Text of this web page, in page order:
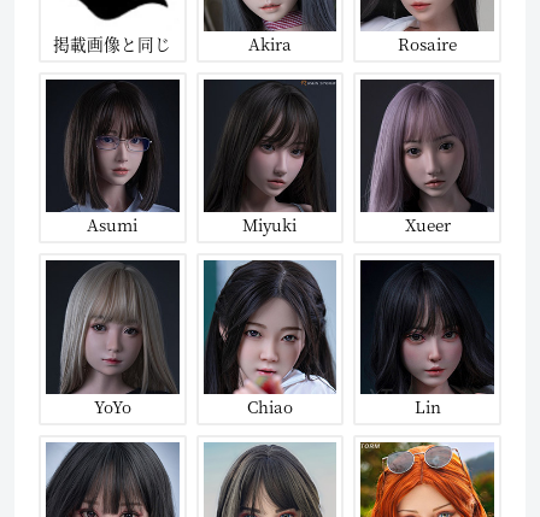
掲載画像と同じ Akira Rosaire
Asumi Miyuki Xueer
YoYo Chiao Lin